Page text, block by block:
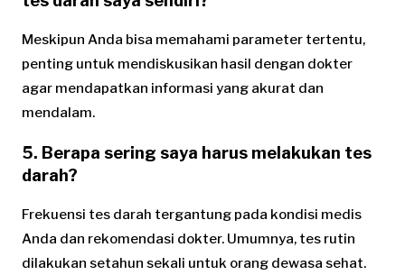
Meskipun Anda bisa memahami parameter tertentu,
penting untuk mendiskusikan hasil dengan dokter
agar mendapatkan informasi yang akurat dan
mendalam.
5. Berapa sering saya harus melakukan tes
darah?
Frekuensi tes darah tergantung pada kondisi medis
Anda dan rekomendasi dokter. Umumnya, tes rutin
dilakukan setahun sekali untuk orang dewasa sehat.